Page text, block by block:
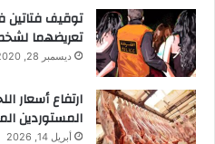
توقيف
تعريضهما لشخص
ديسمبر 28, 2020
ارتفاع أسعار
المستوردين
أبريل 14, 2026